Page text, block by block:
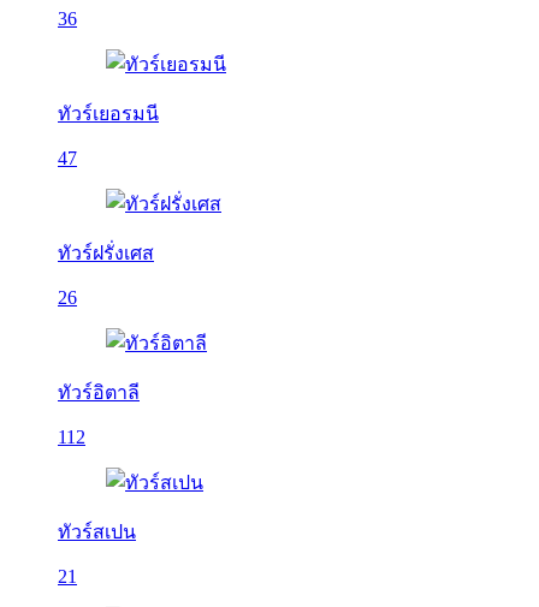
36
ทัวร์เยอรมนี
47
ทัวร์ฝรั่งเศส
26
ทัวร์อิตาลี
112
ทัวร์สเปน
21